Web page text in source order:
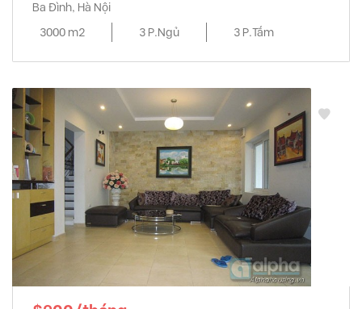
Ba Đình, Hà Nội
3000 m2
3 P.Ngủ 3 P.Tắm